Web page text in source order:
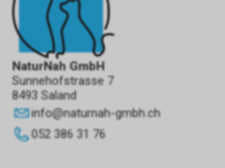
NaturNah GmbH
Sunnehofstrasse 7
8493 Saland
info@naturnah-gmbh.ch
052 386 31 76